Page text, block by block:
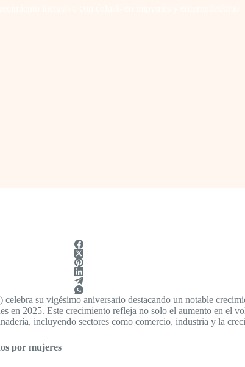
su vigésimo aniversario destacando un notable
en 2025. Este crecimiento refleja no solo el aumento en el
incluyendo sectores como comercio, industria y la
por mujeres